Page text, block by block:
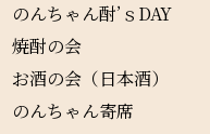
のんちゃん酎’ｓDAY
焼酎の会
お酒の会（日本酒）
のんちゃん寄席